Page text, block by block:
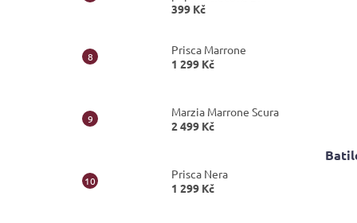
399 Kč
Prisca Marrone
1 299 Kč
Marzia Marrone Scura
2 499 Kč
Prisca Nera
1 299 Kč